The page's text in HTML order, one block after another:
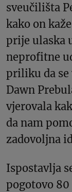
sveučilišta
kako on
prije ulaska
neprofitne
priliku da
Dawn
vjerovala
da nam
zadovoljna
Ispostavlja
pogotovo